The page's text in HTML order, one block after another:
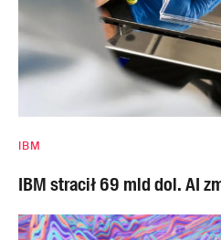
IBM
IBM stracił 69 mld dol. AI